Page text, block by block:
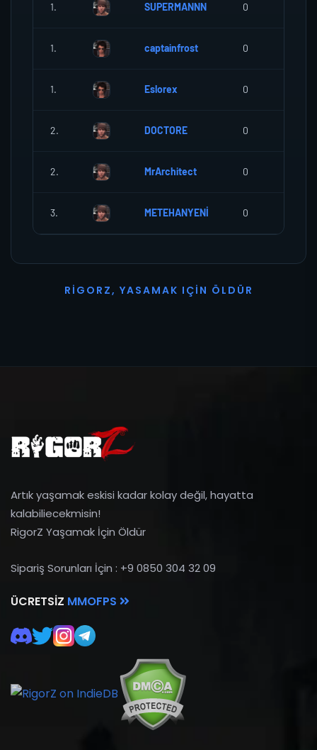
1. SUPERMANNN 0
1. captainfrost 0
1. Eslorex 0
2. DOCTORE 0
2. MrArchitect 0
3. METEHANYENİ 0
R I G O R Z, YASAMAK I ÇI N Ö L D Ü R
Artık yaşamak eskisi kadar kolay değil, hayatta
kalabiliecekmisin!
RigorZ Yaşamak İçin Öldür
Sipariş Sorunları İçin : +9 0850 304 32 09
ÜCRETSIZ MMOFPS